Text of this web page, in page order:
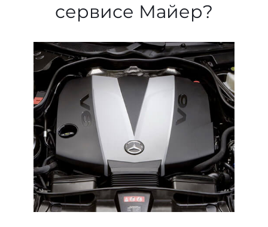
сервисе Майер?